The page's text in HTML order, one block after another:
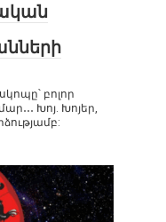
բոլոր
Խոյ. Խոյեր,